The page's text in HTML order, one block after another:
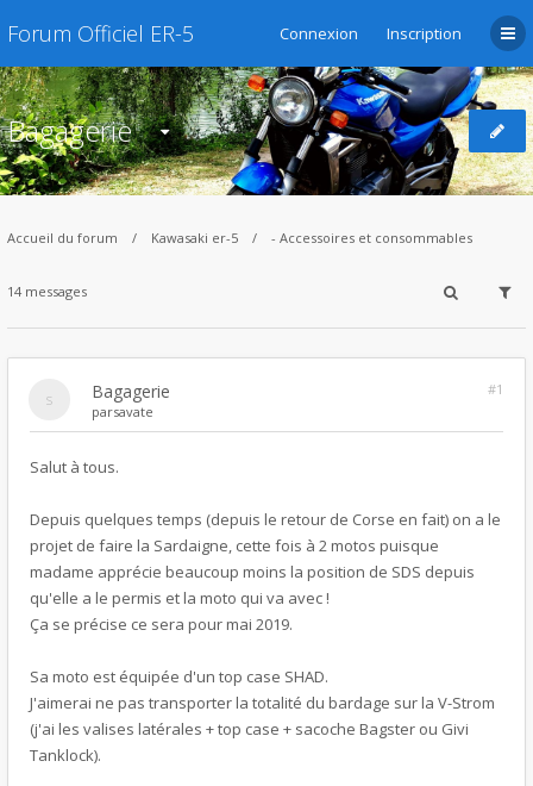
Forum Officiel ER-5 Connexion Inscription
Bagagerie
Accueil du forum Kawasaki er-5 - Accessoires et consommables
14 messages
Bagagerie
#1
parsavate
Salut à tous.
Depuis quelques temps (depuis le retour de Corse en fait) on a le
projet de faire la Sardaigne, cette fois à 2 motos puisque
madame apprécie beaucoup moins la position de SDS depuis
qu'elle a le permis et la moto qui va avec !
Ça se précise ce sera pour mai 2019.
Sa moto est équipée d'un top case SHAD.
J'aimerai ne pas transporter la totalité du bardage sur la V-Strom
(j'ai les valises latérales + top case + sacoche Bagster ou Givi
Tanklock).